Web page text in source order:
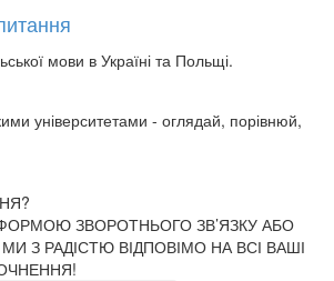
мови в Україні та Польщі.
університетами - оглядай, порівнюй,
ЗВОРОТНЬОГО ЗВ’ЯЗКУ АБО
МИ З РАДІСТЮ ВІДПОВІМО НА ВСІ ВАШІ